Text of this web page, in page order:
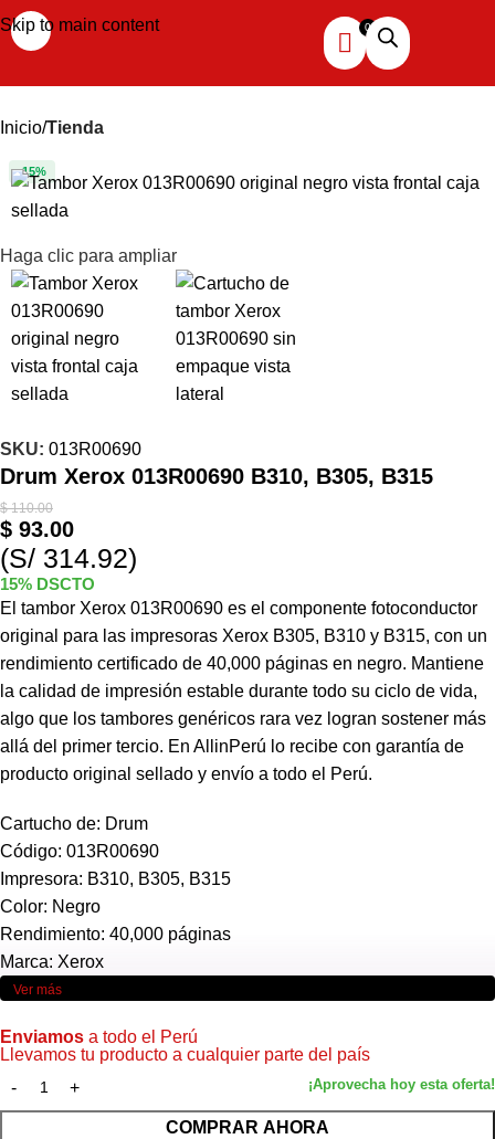
Skip to main content
Inicio Tienda
-15%
Haga clic para ampliar
SKU: 013R00690
Drum Xerox 013R00690 B310, B305, B315
$110.00
$ 93.00
(S/ 314.92)
15% DSCTO
El tambor Xerox 013R00690 es el componente fotoconductor
original para las impresoras Xerox B305, B310 y B315, con un
rendimiento certificado de 40,000 páginas en negro. Mantiene
la calidad de impresión estable durante todo su ciclo de vida,
algo que los tambores genéricos rara vez logran sostener más
allá del primer tercio. En AllinPerú lo recibe con garantía de
producto original sellado y envío a todo el Perú.
Cartucho de: Drum
Código: 013R00690
Impresora: B310, B305, B315
Color: Negro
Rendimiento: 40,000 páginas
Marca: Xerox
Ver más
Enviamos a todo el Perú
Llevamos tu producto a cualquier parte del país
COMPRAR AHORA